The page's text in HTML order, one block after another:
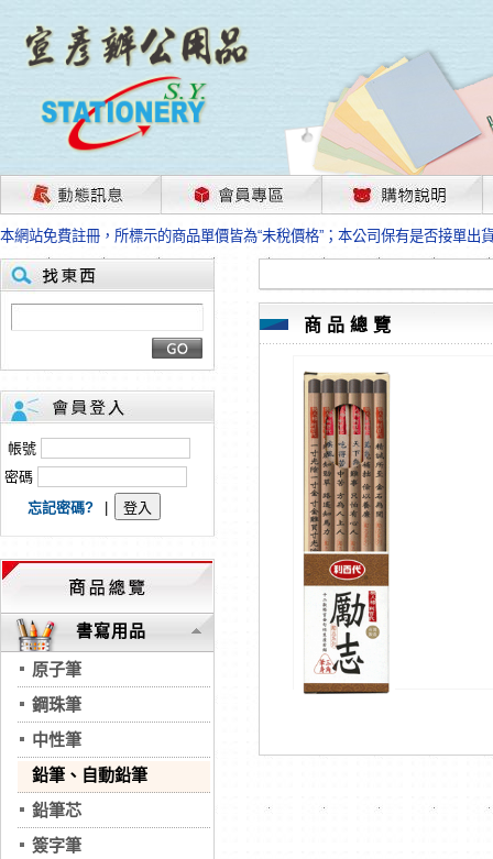
茲因國際情勢變化石油及塑化原物料波動漲幅甚大，部份上游供應商已採取
本網站免費註冊，所標示的商品單價皆為“未稅價格”；本公司保有是否接單出
HP、EPSON、CANON原廠耗材價格浮動，下單前請先跟客服人員確認最新
本網站免費註冊，所標示的商品單價皆為“未稅價格”；本公司保有是否接單出
匯款客戶請注意！因商品繁複來不及發現短缺，遂待客服人員跟您確認訂單
本網站免費註冊，所標示的商品單價皆為“未稅價格”；本公司保有是否接單出
茲因國際情勢變化石油及塑化原物料波動漲幅甚大，部份上游供應商已採取
本網站免費註冊，所標示的商品單價皆為“未稅價格”；本公司保有是否接單出
HP、EPSON、CANON原廠耗材價格浮動，下單前請先跟客服人員確認最新
本網站免費註冊，所標示的商品單價皆為“未稅價格”；本公司保有是否接單出
匯款客戶請注意！因商品繁複來不及發現短缺，遂待客服人員跟您確認訂單
本網站免費註冊，所標示的商品單價皆為“未稅價格”；本公司保有是否接單出
帳號
密碼
忘記密碼?
書寫用品
原子筆
鋼珠筆
中性筆
鉛筆、自動鉛筆
鉛筆芯
簽字筆
商品總覽